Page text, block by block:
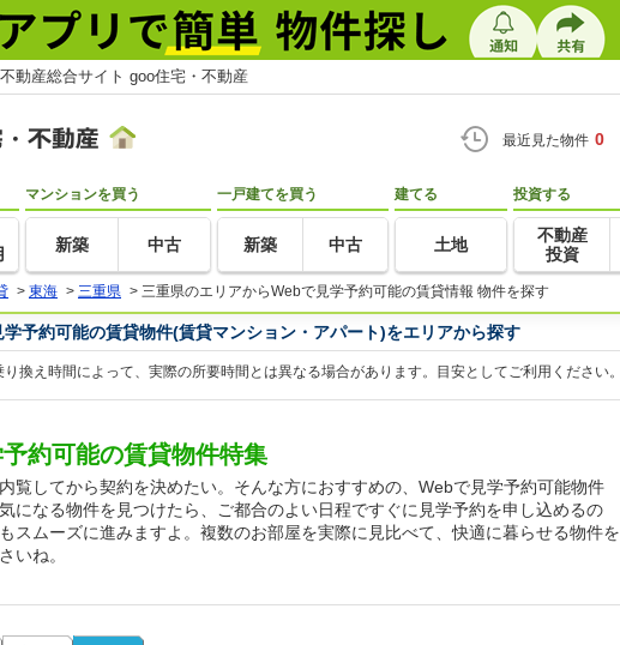
動産総合サイト goo住宅・不動産
最近見た物件 0
マンションを買う
新築 中古
一戸建てを買う
新築 中古
建てる
土地
投資する
不動産
投資
> 東海 > 三重県 > 三重県のエリアからWebで見学予約可能の賃貸情報 物件を探す
予約可能の賃貸物件(賃貸マンション・アパート)をエリアから探す
換え時間によって、実際の所要時間とは異なる場合があります。目安としてご利用ください。
約可能の賃貸物件特集
覧してから契約を決めたい。そんな方におすすめの、Webで見学予約可能物件
になる物件を見つけたら、ご都合のよい日程ですぐに見学予約を申し込めるの
スムーズに進みますよ。複数のお部屋を実際に見比べて、快適に暮らせる物件を
いね。